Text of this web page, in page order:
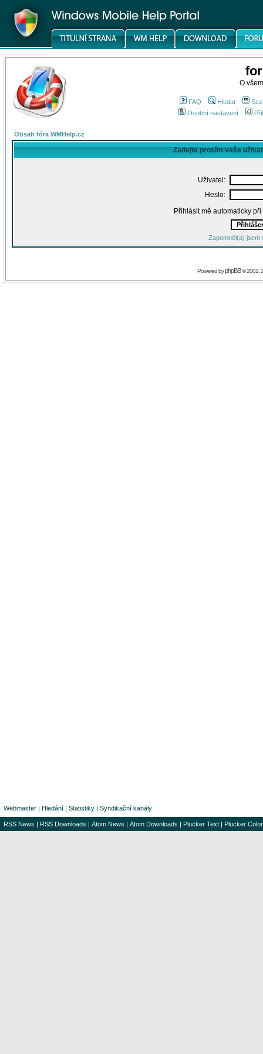
O
FAQ Hledat
Osobní nastavení
Obsah fóra WMHelp.cz
Zadejte prosím vaše
Uživatel:
Heslo:
Přihlásit mě automaticky
Zapomněl(a) jsem
Powered byphpBB© 2001,
Webmaster | Hledání | Statistiky | Syndikační kanály
RSS News | RSS Downloads | Atom News | Atom Downloads | Plucker Text | Plucker Color